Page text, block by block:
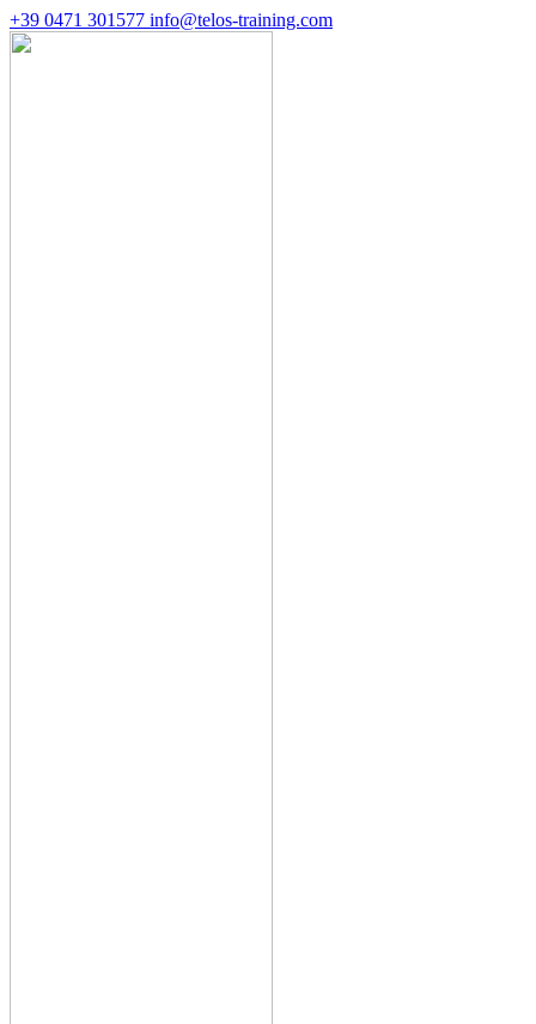
+39 0471 301577 info@telos-training.com